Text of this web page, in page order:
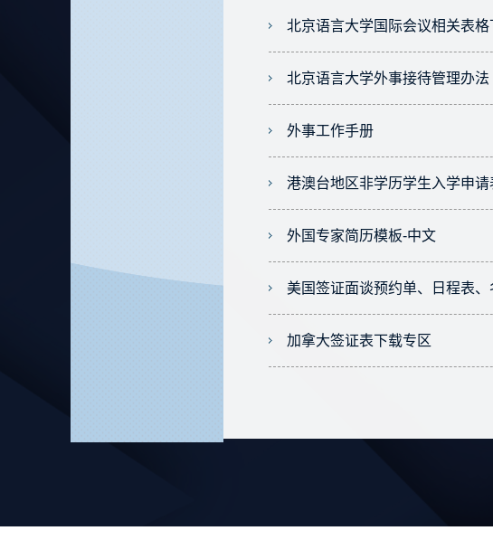
北京语言大学国际会议相关表格
北京语言大学外事接待管理办法
外事工作手册
港澳台地区非学历学生入学申请
外国专家简历模板-中文
美国签证面谈预约单、日程表、
加拿大签证表下载专区